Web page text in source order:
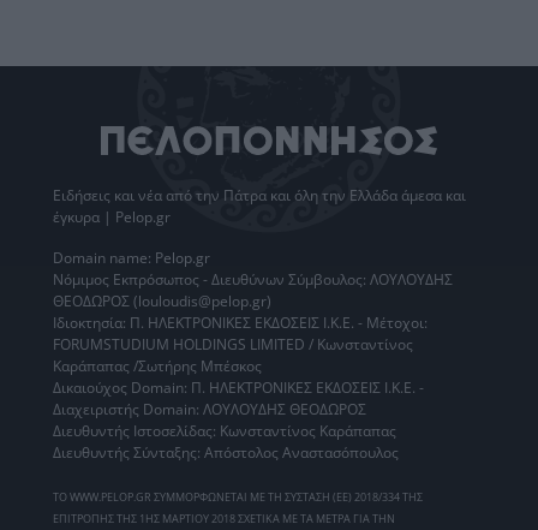
Ειδήσεις και νέα από την Πάτρα και όλη την Ελλάδα άμεσα και
έγκυρα | Pelop.gr
Domain name: Pelop.gr
Νόμιμος Εκπρόσωπος - Διευθύνων Σύμβουλος: ΛΟΥΛΟΥΔΗΣ
ΘΕΟΔΩΡΟΣ (louloudis@pelop.gr)
Ιδιοκτησία: Π. ΗΛΕΚΤΡΟΝΙΚΕΣ ΕΚΔΟΣΕΙΣ Ι.Κ.Ε. - Μέτοχοι:
FORUMSTUDIUM HOLDINGS LIMITED / Κωνσταντίνος
Καράπαπας /Σωτήρης Μπέσκος
Δικαιούχος Domain: Π. ΗΛΕΚΤΡΟΝΙΚΕΣ ΕΚΔΟΣΕΙΣ Ι.Κ.Ε. -
Διαχειριστής Domain: ΛΟΥΛΟΥΔΗΣ ΘΕΟΔΩΡΟΣ
Διευθυντής Ιστοσελίδας: Κωνσταντίνος Καράπαπας
Διευθυντής Σύνταξης: Απόστολος Αναστασόπουλος
ΤΟ WWW.PELOP.GR ΣΥΜΜΟΡΦΩΝΕΤΑΙ ΜΕ ΤΗ ΣΥΣΤΑΣΗ (ΕΕ) 2018/334 ΤΗΣ
ΕΠΙΤΡΟΠΗΣ ΤΗΣ 1ΗΣ ΜΑΡΤΙΟΥ 2018 ΣΧΕΤΙΚΑ ΜΕ ΤΑ ΜΕΤΡΑ ΓΙΑ ΤΗΝ